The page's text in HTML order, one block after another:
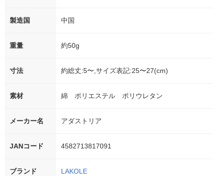
製造国 中国
重量 約50g
寸法 約総丈:5〜,サイズ表記:25〜27(cm)
素材 綿 ポリエステル ポリウレタン
メーカー名 アダストリア
JANコード 4582713817091
ブランド LAKOLE